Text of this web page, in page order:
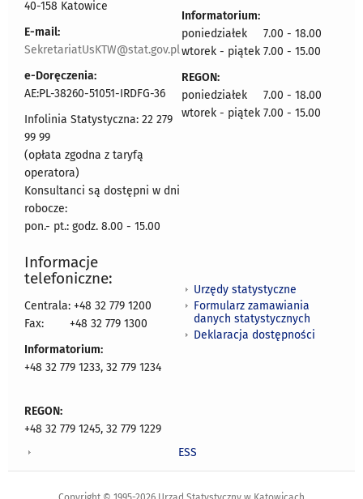
40-158 Katowice
E-mail:
SekretariatUsKTW@stat.gov.pl
e-Doręczenia:
AE:PL-38260-51051-IRDFG-36
Infolinia Statystyczna: 22 279
99 99
(opłata zgodna z taryfą
operatora)
Konsultanci są dostępni w dni
robocze:
pon.- pt.: godz. 8.00 - 15.00
Informatorium:
poniedziałek 7.00 - 18.00
wtorek - piątek 7.00 - 15.00
REGON:
poniedziałek 7.00 - 18.00
wtorek - piątek 7.00 - 15.00
Informacje
telefoniczne:
Centrala: +48 32 779 1200
Fax:
+48 32 779 1300
Informatorium:
+48 32 779 1233, 32 779 1234
REGON:
+48 32 779 1245, 32 779 1229
Urzędy statystyczne
Formularz zamawiania
danych statystycznych
Deklaracja dostępności
ESS